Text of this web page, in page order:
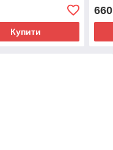
Купити
660